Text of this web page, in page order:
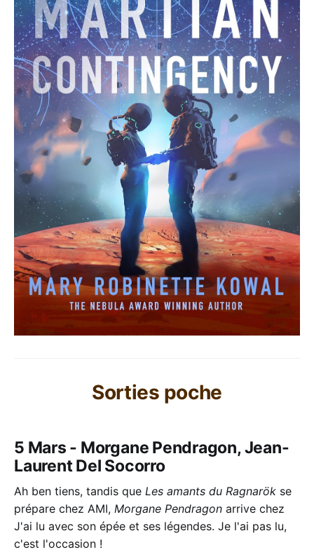
Sorties poche
5 Mars - Morgane Pendragon, Jean-
Laurent Del Socorro
Ah ben tiens, tandis que Les amants du Ragnarök se
prépare chez AMI, Morgane Pendragon arrive chez
J'ai lu avec son épée et ses légendes. Je l'ai pas lu,
c'est l'occasion !